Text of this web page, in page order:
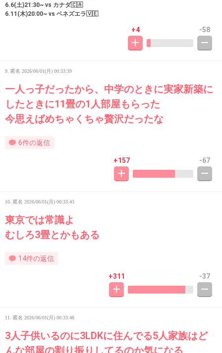
6.6(土)21:30~ vs カナダ🇨🇦
6.11(木)20:00~ vs ベネズエラ🇻🇪
+4 -58
9. 匿名 2026/06/01(月) 00:33:39
一人っ子だったから、中学のときに実家新築に
したときに11畳の1人部屋もらった
今思えばめちゃくちゃ贅沢だったな
6件の返信
+157 -67
10. 匿名 2026/06/01(月) 00:33:43
東京では常識よ
むしろ3畳とかもある
14件の返信
+311 -37
11. 匿名 2026/06/01(月) 00:33:48
3人子供いるのに3LDKに住んでる5人家族はど
んな部屋の割り振りしてるのか気になる